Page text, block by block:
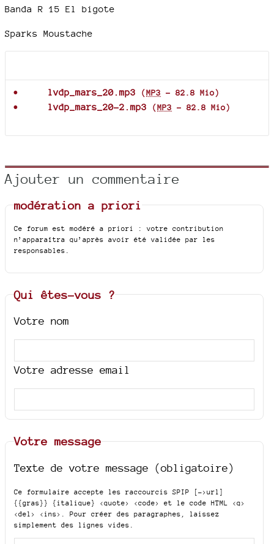
Banda R 15 El bigote
Sparks Moustache
lvdp_mars_20.mp3 (MP3 - 82.8 Mio)
lvdp_mars_20-2.mp3 (MP3 - 82.8 Mio)
Ajouter un commentaire
modération a priori
Ce forum est modéré a priori : votre contribution
n’apparaîtra qu’après avoir été validée par les
responsables.
Qui êtes-vous ?
Votre nom
Votre adresse email
Votre message
Texte de votre message (obligatoire)
Ce formulaire accepte les raccourcis SPIP
[->url]
{{gras}} {italique} <quote> <code>
et le code HTML <q>
<del> <ins>
. Pour créer des paragraphes, laissez
simplement des lignes vides.